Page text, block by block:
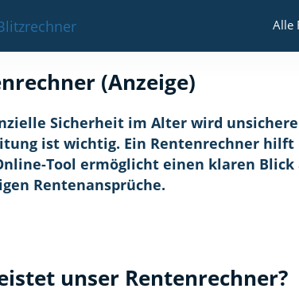
Alle
(Anzeige)
Sicherheit im Alter wird
ist wichtig. Ein Rentenrechner hilft
Tool ermöglicht einen klaren
Rentenansprüche.
unser Rentenrechner?